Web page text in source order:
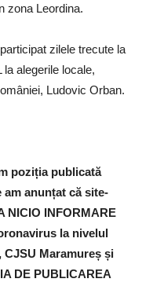
zona Leordina.
zilele trecute la
alegerile locale,
Ludovic Orban.
poziția publicată
anunțat că site-
NICIO INFORMARE
la nivelul
Maramureș și
DE PUBLICAREA